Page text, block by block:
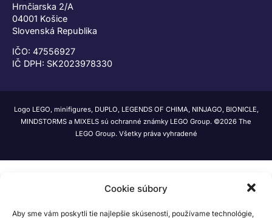
Cookie súbory
Aby sme vám poskytli tie najlepšie skúsenosti, používame technológie,
Hrnčiarska 2/A
04001 Košice
Slovenská Republika
IČO: 47556927
IČ DPH: SK2023978330
Logo LEGO, minifigures, DUPLO, LEGENDS OF CHIMA, NINJAGO, BIONICLE,
MINDSTORMS a MIXELS sú ochranné známky LEGO Group. ©2026 The
LEGO Group. Všetky práva vyhradené